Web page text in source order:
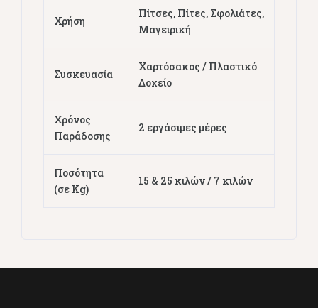
Χρήση
Πίτσες, Πίτες, Σφολιάτες,
Μαγειρική
Συσκευασία
Χαρτόσακος / Πλαστικό
Δοχείο
Χρόνος
Παράδοσης
2 εργάσιμες μέρες
Ποσότητα
(σε Kg)
15 & 25 κιλών / 7 κιλών